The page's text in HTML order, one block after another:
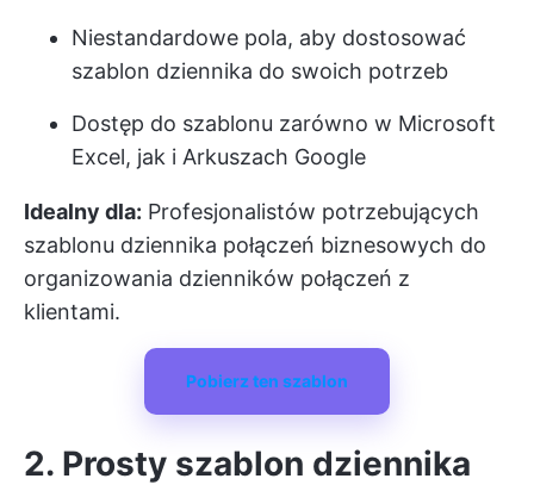
Niestandardowe pola, aby dostosować
szablon dziennika do swoich potrzeb
Dostęp do szablonu zarówno w Microsoft
Excel, jak i Arkuszach Google
Idealny dla: Profesjonalistów potrzebujących
szablonu dziennika połączeń biznesowych do
organizowania dzienników połączeń z
klientami.
Pobierz ten szablon
2. Prosty szablon dziennika